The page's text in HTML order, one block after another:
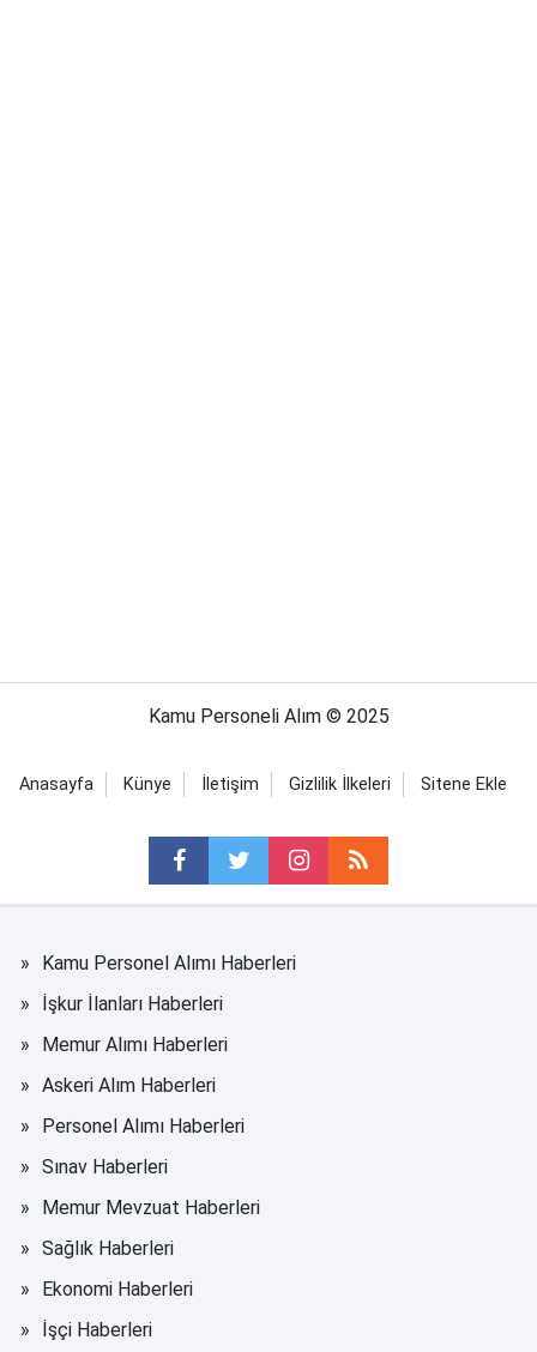
Kamu Personeli Alım © 2025
Anasayfa Künye İletişim Gizlilik İlkeleri Sitene Ekle
Kamu Personel Alımı Haberleri
İşkur İlanları Haberleri
Memur Alımı Haberleri
Askeri Alım Haberleri
Personel Alımı Haberleri
Sınav Haberleri
Memur Mevzuat Haberleri
Sağlık Haberleri
Ekonomi Haberleri
İşçi Haberleri